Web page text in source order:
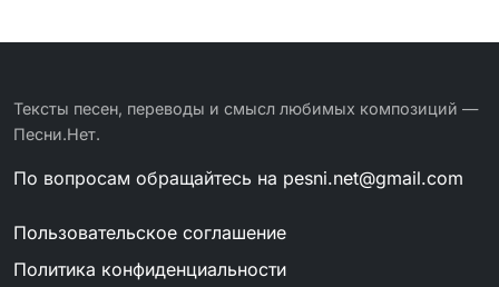
Тексты песен, переводы и смысл любимых композиций —
Песни.Нет.
По вопросам обращайтесь на pesni.net@gmail.com
Пользовательское соглашение
Политика конфиденциальности